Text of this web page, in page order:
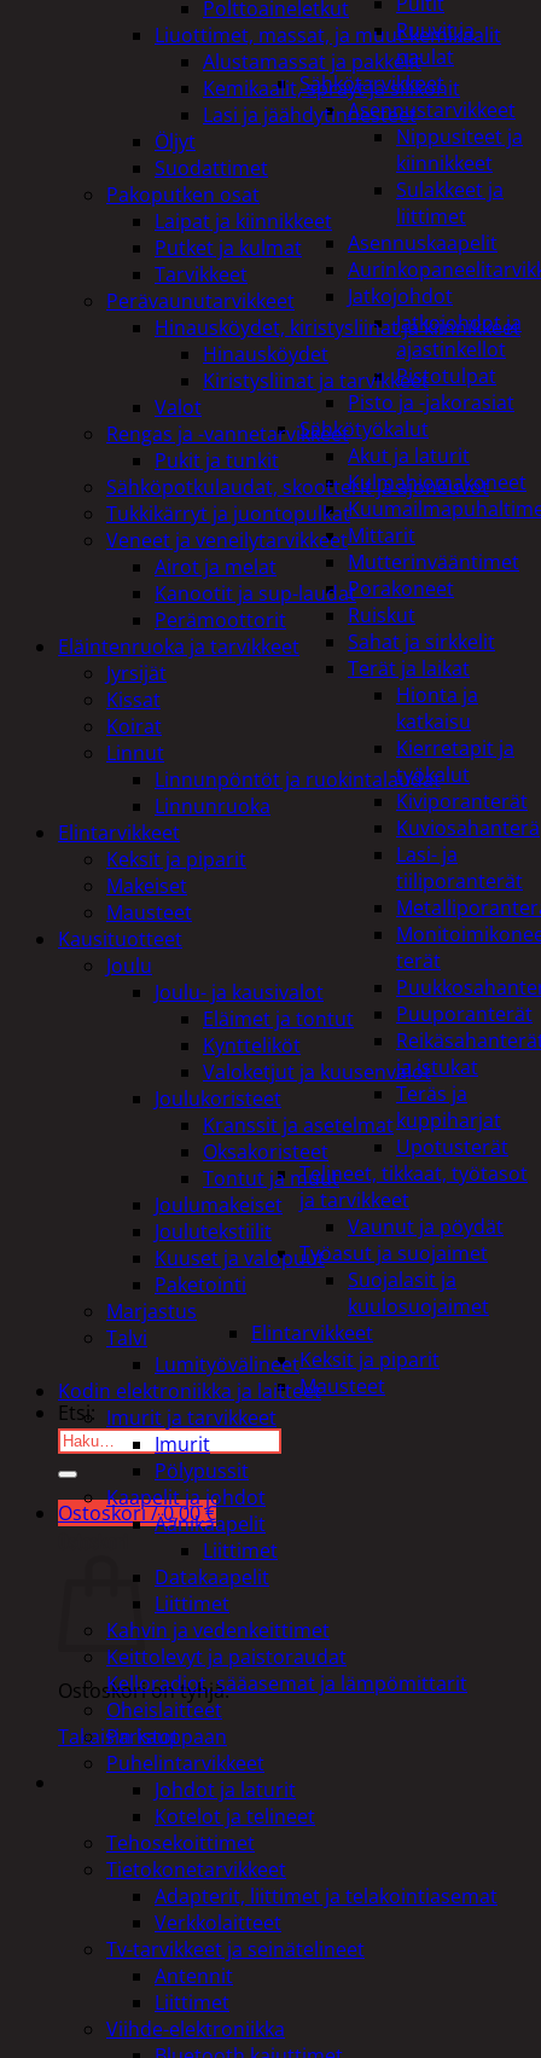
Ruuvit ja
naulat
Sähkötarvikkeet
Asennustarvikkeet
Nippusiteet ja
kiinnikkeet
Sulakkeet ja
liittimet
Asennuskaapelit
Jatkojohdot
Jatkojohdot ja
ajastinkellot
Pistotulpat
Pisto ja -jakorasiat
Sähkötyökalut
Akut ja laturit
Kulmahiomakoneet
Mittarit
Mutterinvääntimet
Porakoneet
Ruiskut
Sahat ja sirkkelit
Terät ja laikat
Hionta ja
katkaisu
Kierretapit ja
työkalut
Kiviporanterät
Kuviosahanterä
Lasi- ja
tiiliporanterät
terät
Puuporanterät
ja istukat
Teräs ja
kuppiharjat
Upotusterät
Telineet, tikkaat, työtasot
ja tarvikkeet
Vaunut ja pöydät
Työasut ja suojaimet
Suojalasit ja
kuulosuojaimet
Elintarvikkeet
Keksit ja piparit
Mausteet
Etsi:
Ostoskori /0,00€
Ostoskori on tyhjä.
Takaisin kauppaan
Polttoaineletkut
Liuottimet, massat, ja muut kemikaalit
Alustamassat ja pakkelit
Kemikaalit, sprayt ja silikonit
Lasi ja jäähdytinnesteet
Öljyt
Suodattimet
Pakoputken osat
Laipat ja kiinnikkeet
Putket ja kulmat
Tarvikkeet
Perävaunutarvikkeet
Hinausköydet, kiristysliinat ja kiinnikkeet
Hinausköydet
Kiristysliinat ja tarvikkeet
Valot
Rengas ja -vannetarvikkeet
Pukit ja tunkit
Sähköpotkulaudat, skootterit ja ajoneuvot
Tukkikärryt ja juontopulkat
Veneet ja veneilytarvikkeet
Airot ja melat
Kanootit ja sup-laudat
Perämoottorit
Eläintenruoka ja tarvikkeet
Jyrsijät
Kissat
Koirat
Linnut
Linnunpöntöt ja ruokintalaudat
Linnunruoka
Elintarvikkeet
Keksit ja piparit
Makeiset
Mausteet
Kausituotteet
Joulu
Joulu- ja kausivalot
Eläimet ja tontut
Kyntteliköt
Valoketjut ja kuusenvalot
Joulukoristeet
Kranssit ja asetelmat
Oksakoristeet
Tontut ja muut
Joulumakeiset
Joulutekstiilit
Kuuset ja valopuut
Paketointi
Marjastus
Talvi
Lumityövälineet
Kodin elektroniikka ja laitteet
Imurit ja tarvikkeet
Imurit
Pölypussit
Kaapelit ja johdot
Äänikaapelit
Liittimet
Datakaapelit
Liittimet
Kahvin ja vedenkeittimet
Keittolevyt ja paistoraudat
Kelloradiot, sääasemat ja lämpömittarit
Oheislaitteet
Paristot
Puhelintarvikkeet
Johdot ja laturit
Kotelot ja telineet
Tehosekoittimet
Tietokonetarvikkeet
Adapterit, liittimet ja telakointiasemat
Verkkolaitteet
Tv-tarvikkeet ja seinätelineet
Antennit
Liittimet
Viihde-elektroniikka